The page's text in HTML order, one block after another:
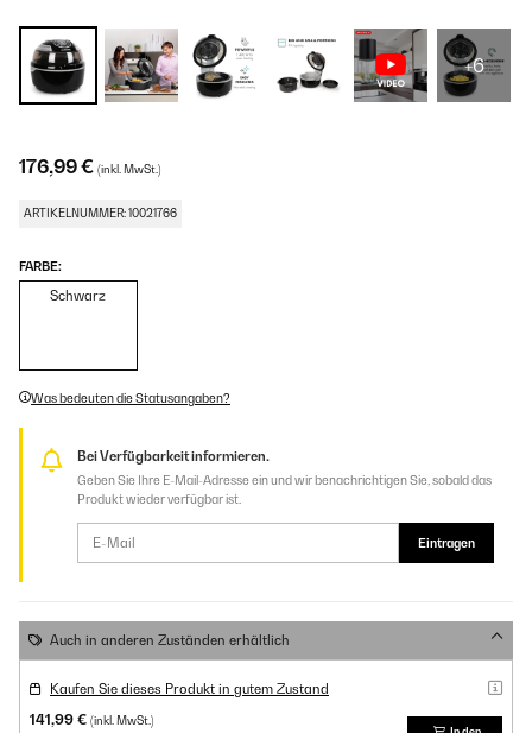
+6
176,99 € (inkl. MwSt.)
ARTIKELNUMMER: 10021766
FARBE:
Schwarz
Was bedeuten die Statusangaben?
Bei Verfügbarkeit informieren.
Geben Sie Ihre E-Mail-Adresse ein und wir benachrichtigen Sie, sobald das
Produkt wieder verfügbar ist.
Eintragen
Auch in anderen Zuständen erhältlich
Kaufen Sie dieses Produkt in gutem Zustand
141,99 € (inkl. MwSt.)